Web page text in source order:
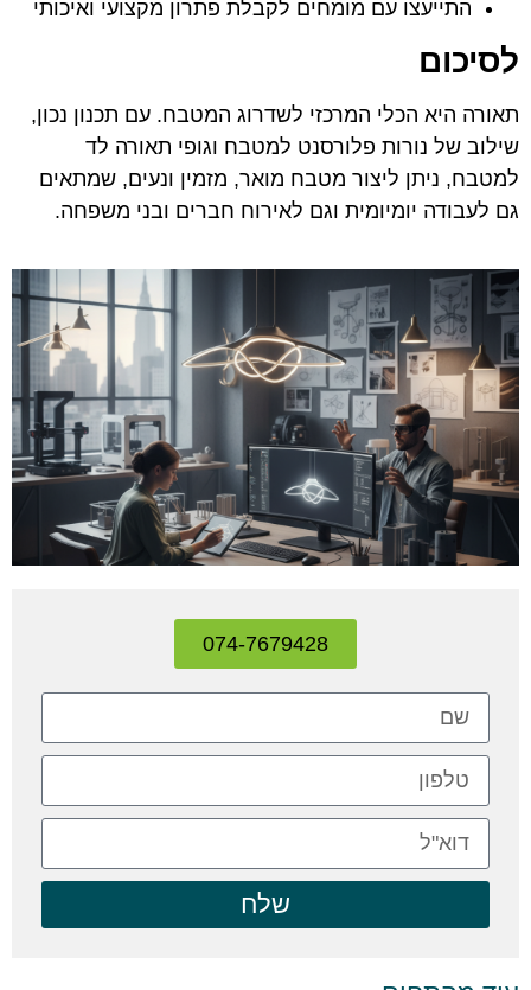
התייעצו עם מומחים לקבלת פתרון מקצועי ואיכותי
לסיכום
תאורה היא הכלי המרכזי לשדרוג המטבח. עם תכנון נכון,
שילוב של נורות פלורסנט למטבח וגופי תאורה לד
למטבח, ניתן ליצור מטבח מואר, מזמין ונעים, שמתאים
גם לעבודה יומיומית וגם לאירוח חברים ובני משפחה.
074-7679428
שלח